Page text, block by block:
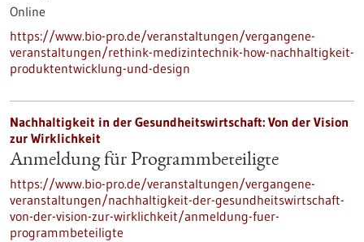
Online
https://www.bio-pro.de/veranstaltungen/vergangene-
veranstaltungen/rethink-medizintechnik-how-nachhaltigkeit-
produktentwicklung-und-design
Nachhaltigkeit in der Gesundheitswirtschaft: Von der Vision
zur Wirklichkeit
Anmeldung für Programmbeteiligte
https://www.bio-pro.de/veranstaltungen/vergangene-
veranstaltungen/nachhaltigkeit-der-gesundheitswirtschaft-
von-der-vision-zur-wirklichkeit/anmeldung-fuer-
programmbeteiligte